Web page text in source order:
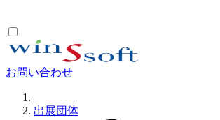
お問い合わせ
出展団体